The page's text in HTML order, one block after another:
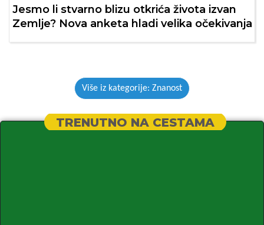
Jesmo li stvarno blizu otkrića života izvan
Zemlje? Nova anketa hladi velika očekivanja
Više iz kategorije: Znanost
TRENUTNO NA CESTAMA